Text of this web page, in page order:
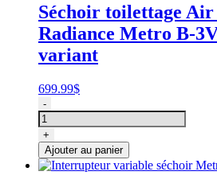
Séchoir toilettage
Radiance Metro B-
variant
699.99$
quantité
de
Séchoir
toilettage
Air
Force
-
+
Ajouter au panier